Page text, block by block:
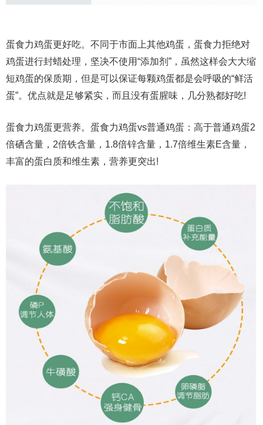
蛋食力鸡蛋更好吃。不同于市面上其他鸡蛋，蛋食力拒绝对
鸡蛋进行封蜡处理，坚决不使用“添加剂”，虽然这样会大大缩
短鸡蛋的保质期，但是可以保证每颗鸡蛋都是会呼吸的“鲜活
蛋”。优点就是足够紧实，而且没有蛋腥味，几分熟都好吃!
蛋食力鸡蛋更营养。蛋食力鸡蛋vs普通鸡蛋：高于普通鸡蛋2
倍硒含量，2倍铁含量，1.8倍锌含量，1.7倍维生素E含量，
丰富的蛋白质和维生素，营养更突出!